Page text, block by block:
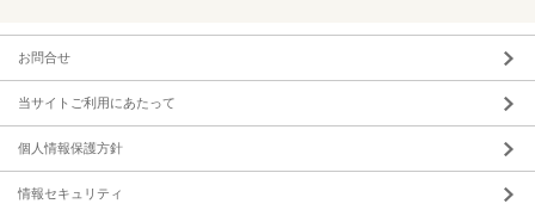
お問合せ
当サイトご利用にあたって
個人情報保護方針
情報セキュリティ